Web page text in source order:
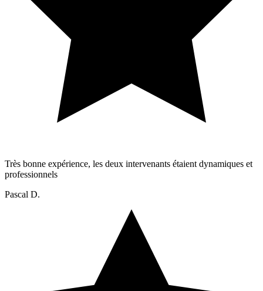
Très bonne expérience, les deux intervenants étaient dynamiques et
professionnels
Pascal D.